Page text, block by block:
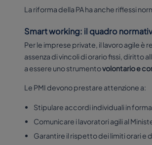
La riforma della PA ha anche riflessi
Smart working: il quadro
Per le imprese private, il lavoro agile
assenza di vincoli di orario fissi, diritto
a essere uno strumentovolontario e
Le PMI devono prestare attenzione a:
Stipulare accordi individuali in
Comunicare i lavoratori agili al
Garantire il rispetto dei limiti orari e